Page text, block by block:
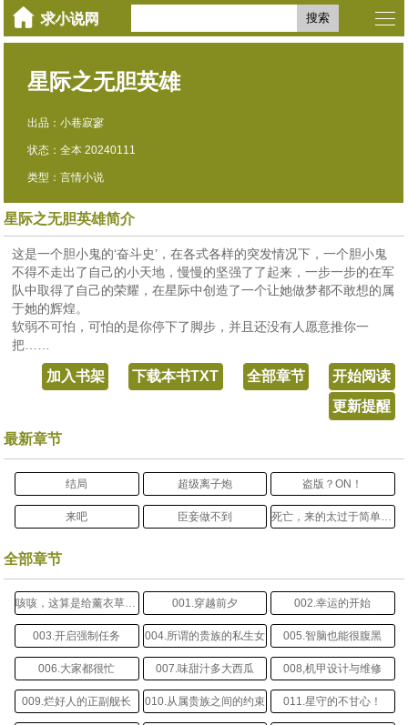
搜索
星际之无胆英雄
出品：小巷寂寥
状态：全本 20240111
类型：言情小说
星际之无胆英雄简介
这是一个胆小鬼的‘奋斗史’，在各式各样的突发情况下，一个胆小鬼
不得不走出了自己的小天地，慢慢的坚强了了起来，一步一步的在军
队中取得了自己的荣耀，在星际中创造了一个让她做梦都不敢想的属
于她的辉煌。
软弱不可怕，可怕的是你停下了脚步，并且还没有人愿意推你一
把……
开始阅读
全部章节
下载本书TXT
加入书架
更新提醒
最新章节
结局 超级离子炮 盗版？ON！
来吧 臣妾做不到 死亡，来的太过于简单了。
全部章节
咳咳，这算是给薰衣草童鞋开的单章吗？ 001.穿越前夕 002.幸运的开始
003.开启强制任务 004.所谓的贵族的私生女 005.智脑也能很腹黑
006.大家都很忙 007.味甜汁多大西瓜 008,机甲设计与维修
009.烂好人的正副舰长 010.从属贵族之间的约束 011.星守的不甘心！